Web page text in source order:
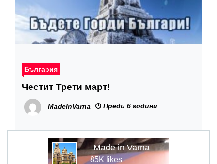
България
Честит Трети март!
MadeInVarna Преди 6 години
Made in Varna
85K likes